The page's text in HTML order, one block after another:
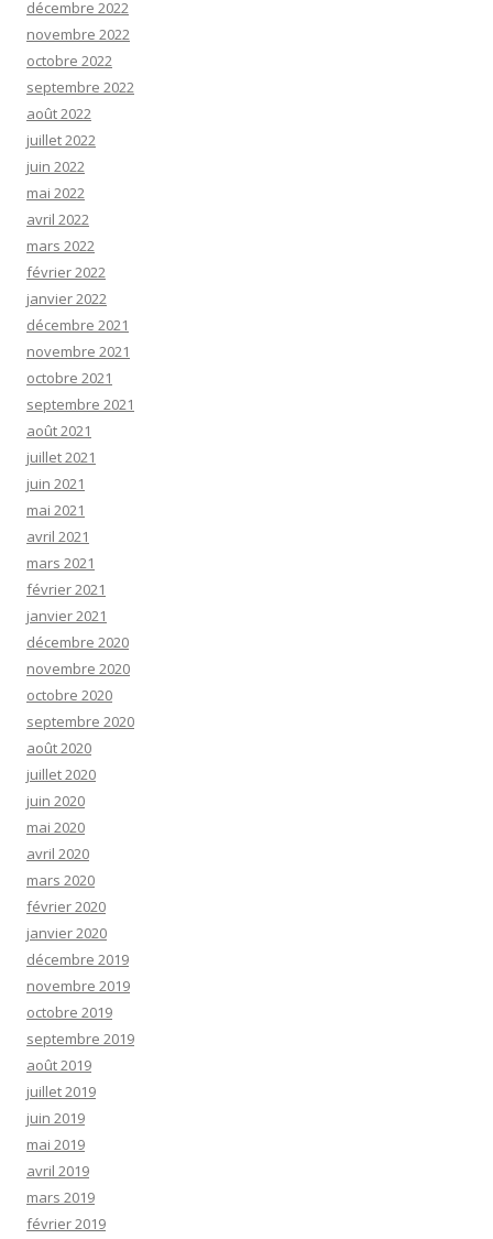
décembre 2022
novembre 2022
octobre 2022
septembre 2022
août 2022
juillet 2022
juin 2022
mai 2022
avril 2022
mars 2022
février 2022
janvier 2022
décembre 2021
novembre 2021
octobre 2021
septembre 2021
août 2021
juillet 2021
juin 2021
mai 2021
avril 2021
mars 2021
février 2021
janvier 2021
décembre 2020
novembre 2020
octobre 2020
septembre 2020
août 2020
juillet 2020
juin 2020
mai 2020
avril 2020
mars 2020
février 2020
janvier 2020
décembre 2019
novembre 2019
octobre 2019
septembre 2019
août 2019
juillet 2019
juin 2019
mai 2019
avril 2019
mars 2019
février 2019